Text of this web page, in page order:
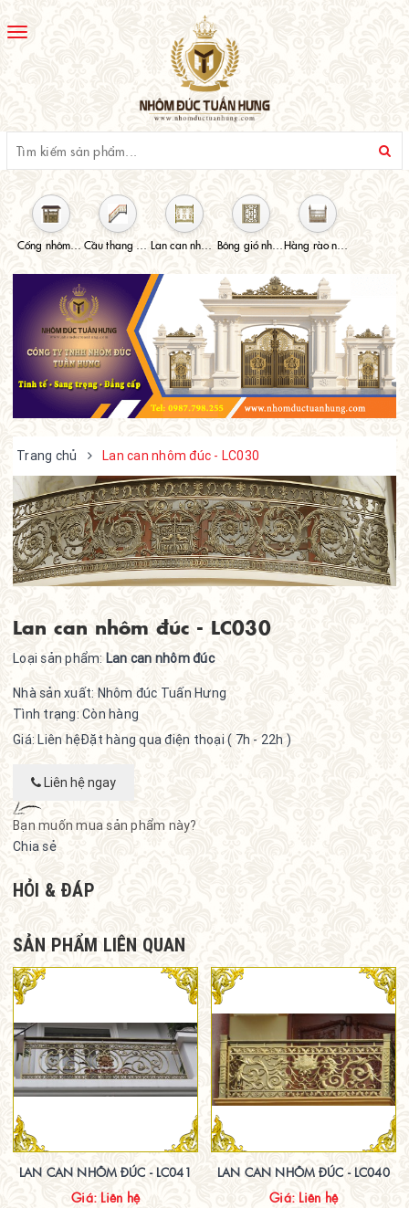
Toggle
Trang chủ Lan can nhôm đúc - LC030
Lan can nhôm đúc - LC030
Loại sản phẩm: Lan can nhôm đúc
Nhà sản xuất: Nhôm đúc Tuấn Hưng
Tình trạng: Còn hàng
Giá: Liên hệĐặt hàng qua điện thoại ( 7h - 22h )
Liên hệ ngay
Bạn muốn mua sản phẩm này?
Chia sẻ
HỎI & ĐÁP
SẢN PHẨM LIÊN QUAN
LAN CAN NHÔM ĐÚC - LC041
Giá: Liên hệ
LAN CAN NHÔM ĐÚC - LC040
Giá: Liên hệ